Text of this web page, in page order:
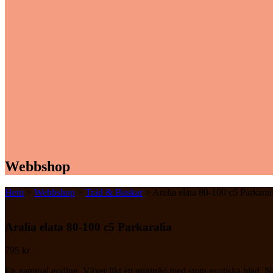
Webbshop
Hem > Webbshop > Träd & Buskar> Aralia elata 80-100 c5
Aralia elata 80-100 c5 Parkaralia
795 kr